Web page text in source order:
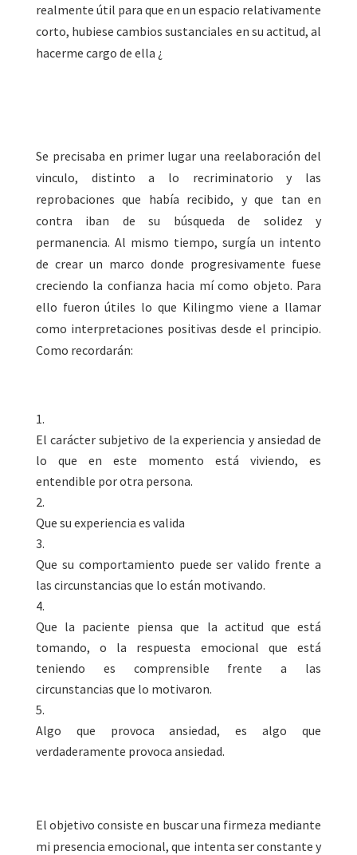
realmente útil para que en un espacio relativamente
corto, hubiese cambios sustanciales en su actitud, al
hacerme cargo de ella ¿
Se precisaba en primer lugar una reelaboración del
vinculo, distinto a lo recriminatorio y las
reprobaciones que había recibido, y que tan en
contra iban de su búsqueda de solidez y
permanencia. Al mismo tiempo, surgía un intento
de crear un marco donde progresivamente fuese
creciendo la confianza hacia mí como objeto. Para
ello fueron útiles lo que Kilingmo viene a llamar
como interpretaciones positivas desde el principio.
Como recordarán:
El carácter subjetivo de la experiencia y ansiedad de
lo que en este momento está viviendo, es
entendible por otra persona.
Que su experiencia es valida
Que su comportamiento puede ser valido frente a
las circunstancias que lo están motivando.
Que la paciente piensa que la actitud que está
tomando, o la respuesta emocional que está
teniendo es comprensible frente a las
circunstancias que lo motivaron.
Algo que provoca ansiedad, es algo que
verdaderamente provoca ansiedad.
El objetivo consiste en buscar una firmeza mediante
mi presencia emocional, que intenta ser constante y